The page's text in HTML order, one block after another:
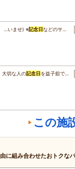
…いませ) ※記念日などのサ…
大切な人の記念日 を益子舘で…
この施
に組み合わせたおトクな